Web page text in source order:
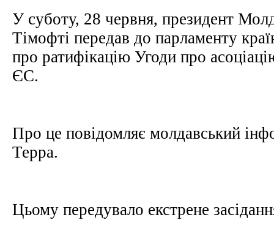
У суботу, 28 червня, президент
Тімофті передав до парламенту
про ратифікацію Угоди про
ЄС.
Про це повідомляє молдавський
Терра.
Цьому передувало екстрене